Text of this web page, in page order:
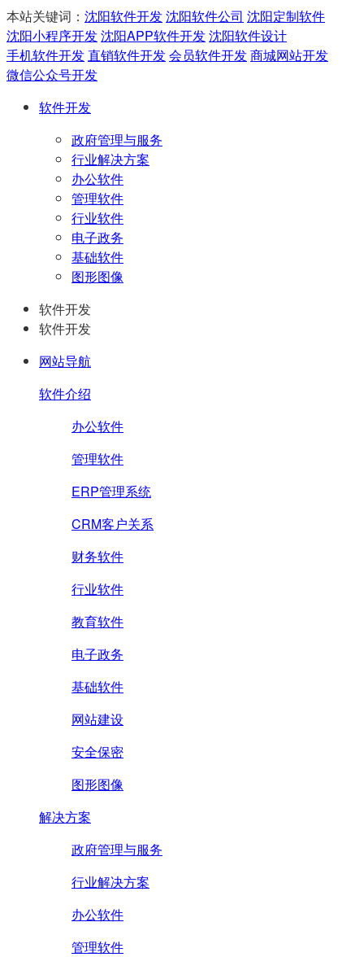
本站关键词： 沈阳软件开发沈阳软件公司 沈阳定制软件
沈阳小程序开发沈阳APP软件开发沈阳软件设计
手机软件开发直销软件开发会员软件开发商城网站开发
微信公众号开发
软件开发
政府管理与服务
行业解决方案
办公软件
管理软件
行业软件
电子政务
基础软件
图形图像
软件开发
软件开发
网站导航
软件介绍
办公软件
管理软件
ERP管理系统
CRM客户关系
财务软件
行业软件
教育软件
电子政务
基础软件
网站建设
安全保密
图形图像
解决方案
政府管理与服务
行业解决方案
办公软件
管理软件